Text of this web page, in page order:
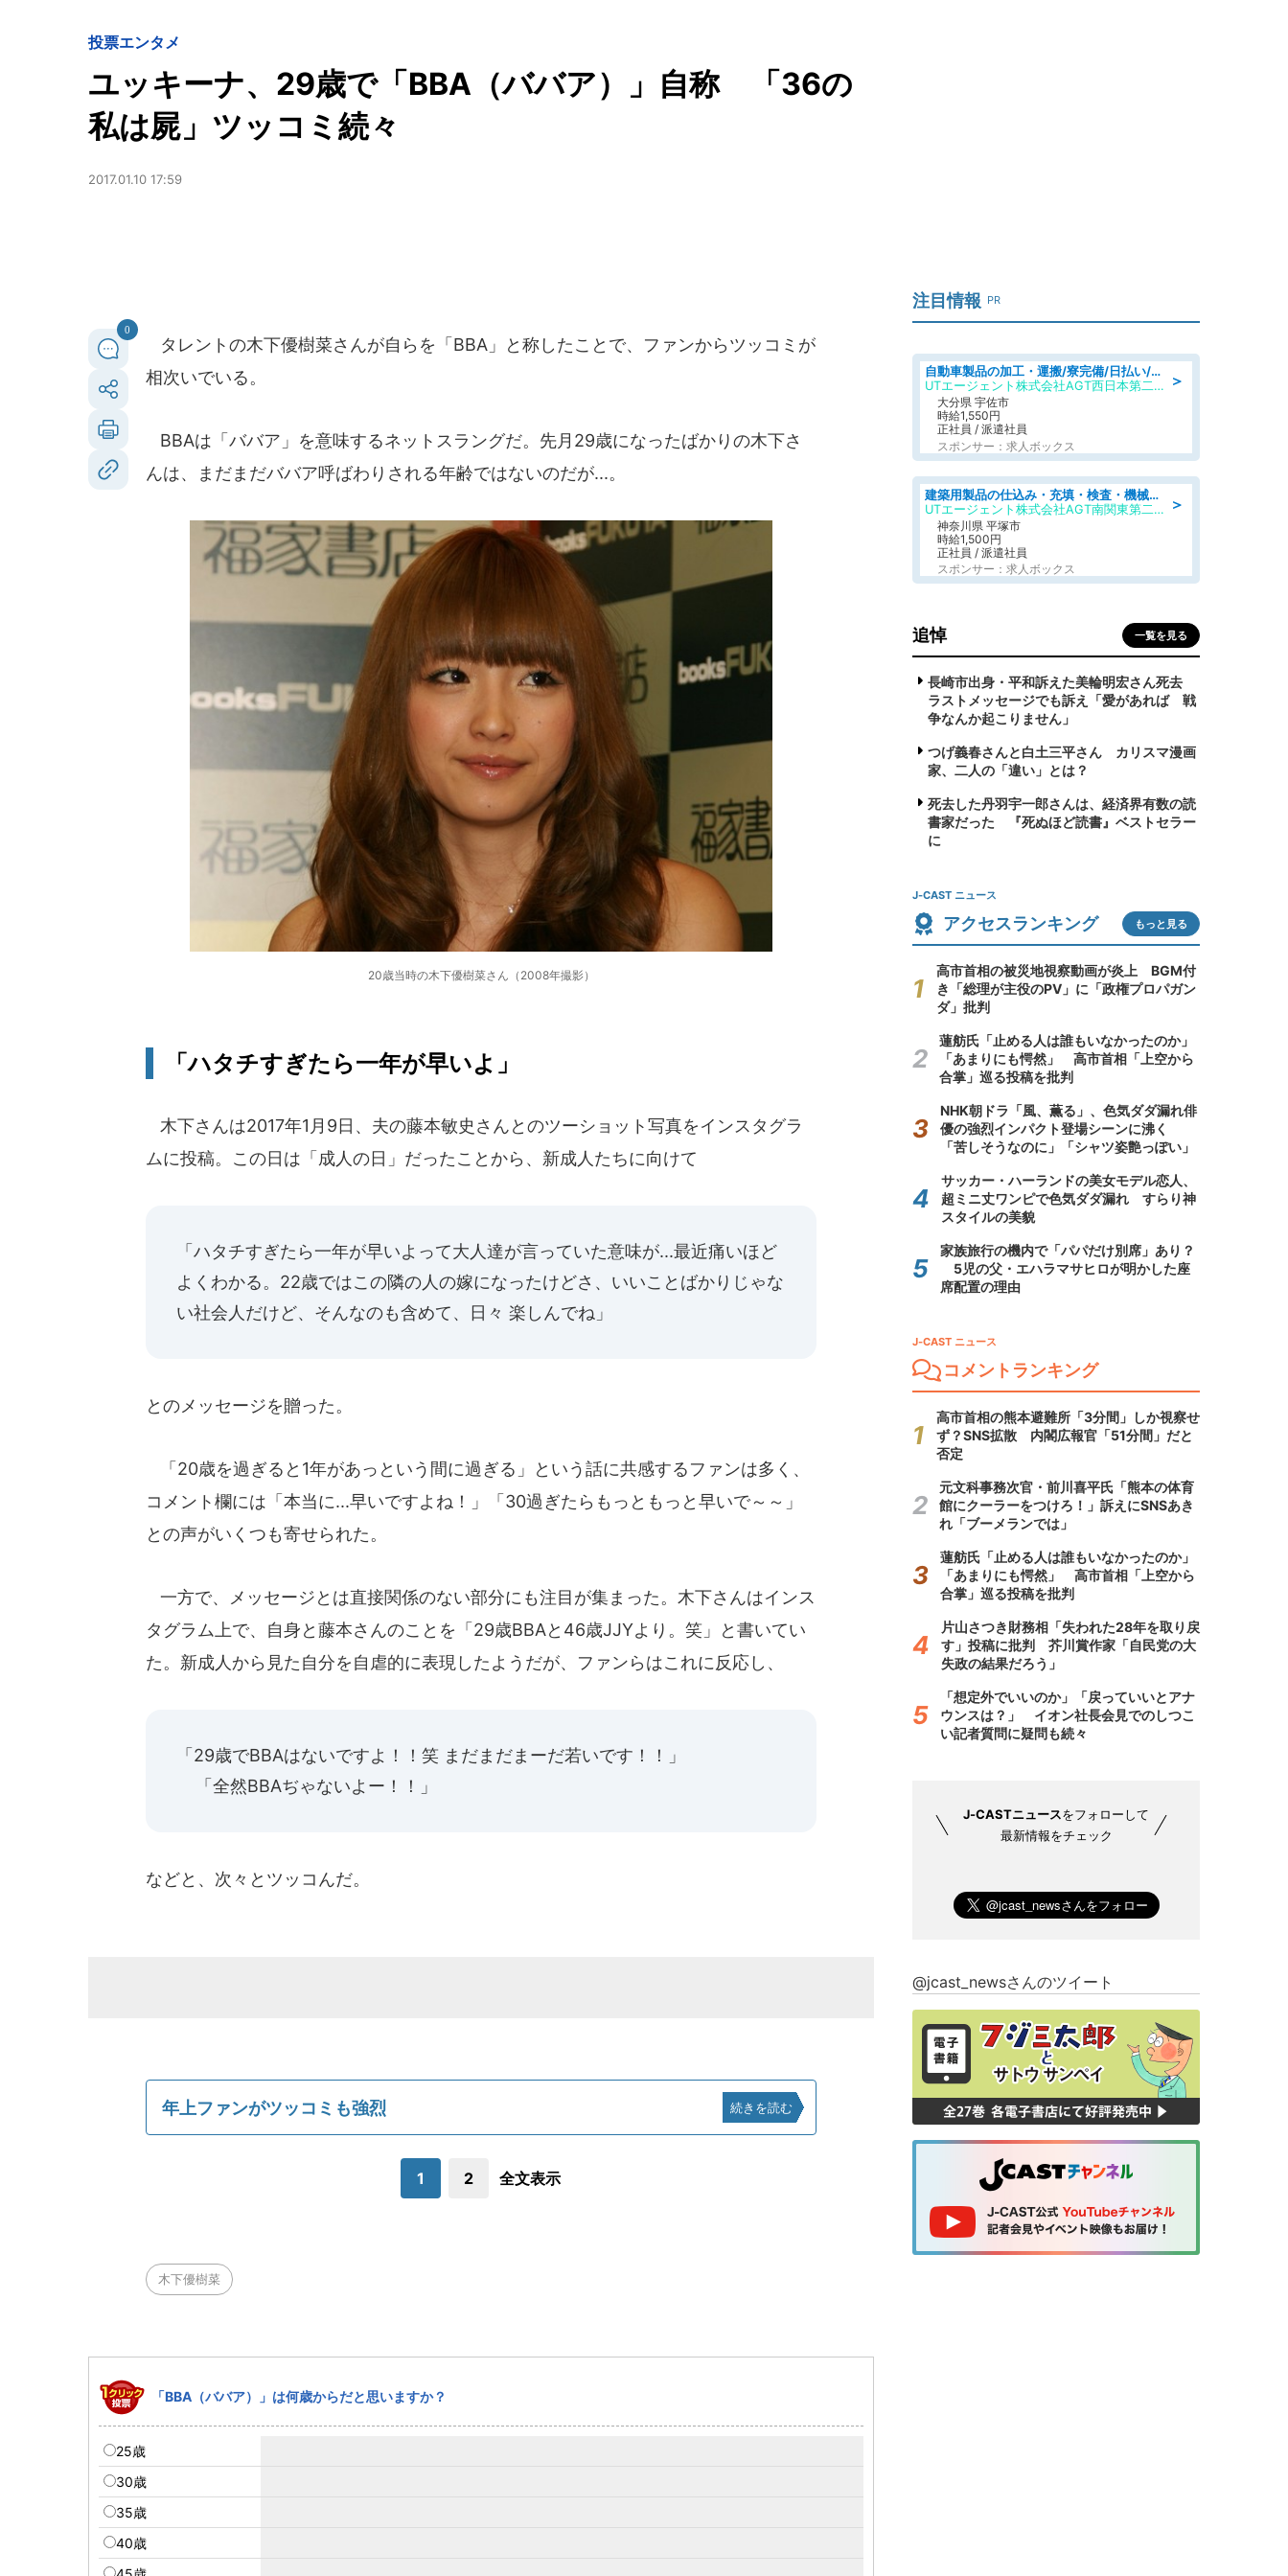
投票エンタメ
ユッキーナ、29歳で「BBA（ババア）」自称 「36の
私は屍」ツッコミ続々
2017.01.10 17:59
0
タレントの木下優樹菜さんが自らを「BBA」と称したことで、ファンからツッコミが
相次いでいる。
BBAは「ババア」を意味するネットスラングだ。先月29歳になったばかりの木下さ
んは、まだまだババア呼ばわりされる年齢ではないのだが...。
20歳当時の木下優樹菜さん（2008年撮影）
「ハタチすぎたら一年が早いよ」
木下さんは2017年1月9日、夫の藤本敏史さんとのツーショット写真をインスタグラ
ムに投稿。この日は「成人の日」だったことから、新成人たちに向けて
「ハタチすぎたら一年が早いよって大人達が言っていた意味が...最近痛いほど
よくわかる。22歳ではこの隣の人の嫁になったけどさ、いいことばかりじゃな
い社会人だけど、そんなのも含めて、日々 楽しんでね」
とのメッセージを贈った。
「20歳を過ぎると1年があっという間に過ぎる」という話に共感するファンは多く、
コメント欄には「本当に...早いですよね！」「30過ぎたらもっともっと早いで～～」
との声がいくつも寄せられた。
一方で、メッセージとは直接関係のない部分にも注目が集まった。木下さんはインス
タグラム上で、自身と藤本さんのことを「29歳BBAと46歳JJYより。笑」と書いてい
た。新成人から見た自分を自虐的に表現したようだが、ファンらはこれに反応し、
「29歳でBBAはないですよ！！笑 まだまだまーだ若いです！！」
「全然BBAぢゃないよー！！」
などと、次々とツッコんだ。
年上ファンがツッコミも強烈 続きを読む
1 2 全文表示
木下優樹菜
「BBA（ババア）」は何歳からだと思いますか？
25歳
30歳
35歳
40歳
注目情報 PR
＞
自動車製品の加工・運搬/寮完備/日払い/工場・製造
UTエージェント株式会社AGT西日本第二CU
大分県 宇佐市
時給1,550円
正社員 / 派遣社員
スポンサー：求人ボックス
＞
建築用製品の仕込み・充填・検査・機械操作/寮完備/日払い/工場・製造
UTエージェント株式会社AGT南関東第二CU
神奈川県 平塚市
時給1,500円
正社員 / 派遣社員
スポンサー：求人ボックス
追悼 一覧を見る
長崎市出身・平和訴えた美輪明宏さん死去
ラストメッセージでも訴え「愛があれば 戦
争なんか起こりません」
つげ義春さんと白土三平さん カリスマ漫画
家、二人の「違い」とは？
死去した丹羽宇一郎さんは、経済界有数の読
書家だった 『死ぬほど読書』ベストセラー
に
J-CAST ニュース
アクセスランキング もっと見る
高市首相の被災地視察動画が炎上 BGM付
き「総理が主役のPV」に「政権プロパガン
ダ」批判
蓮舫氏「止める人は誰もいなかったのか」
「あまりにも愕然」 高市首相「上空から
合掌」巡る投稿を批判
NHK朝ドラ「風、薫る」、色気ダダ漏れ俳
優の強烈インパクト登場シーンに沸く
「苦しそうなのに」「シャツ姿艶っぽい」
サッカー・ハーランドの美女モデル恋人、
超ミニ丈ワンピで色気ダダ漏れ すらり神
スタイルの美貌
家族旅行の機内で「パパだけ別席」あり？
5児の父・エハラマサヒロが明かした座
席配置の理由
J-CAST ニュース
コメントランキング
高市首相の熊本避難所「3分間」しか視察せ
ず？SNS拡散 内閣広報官「51分間」だと
否定
元文科事務次官・前川喜平氏「熊本の体育
館にクーラーをつけろ！」訴えにSNSあき
れ「ブーメランでは」
蓮舫氏「止める人は誰もいなかったのか」
「あまりにも愕然」 高市首相「上空から
合掌」巡る投稿を批判
片山さつき財務相「失われた28年を取り戻
す」投稿に批判 芥川賞作家「自民党の大
失政の結果だろう」
「想定外でいいのか」「戻っていいとアナ
ウンスは？」 イオン社長会見でのしつこ
い記者質問に疑問も続々
J-CASTニュースをフォローして
最新情報をチェック
@jcast_newsさんのツイート